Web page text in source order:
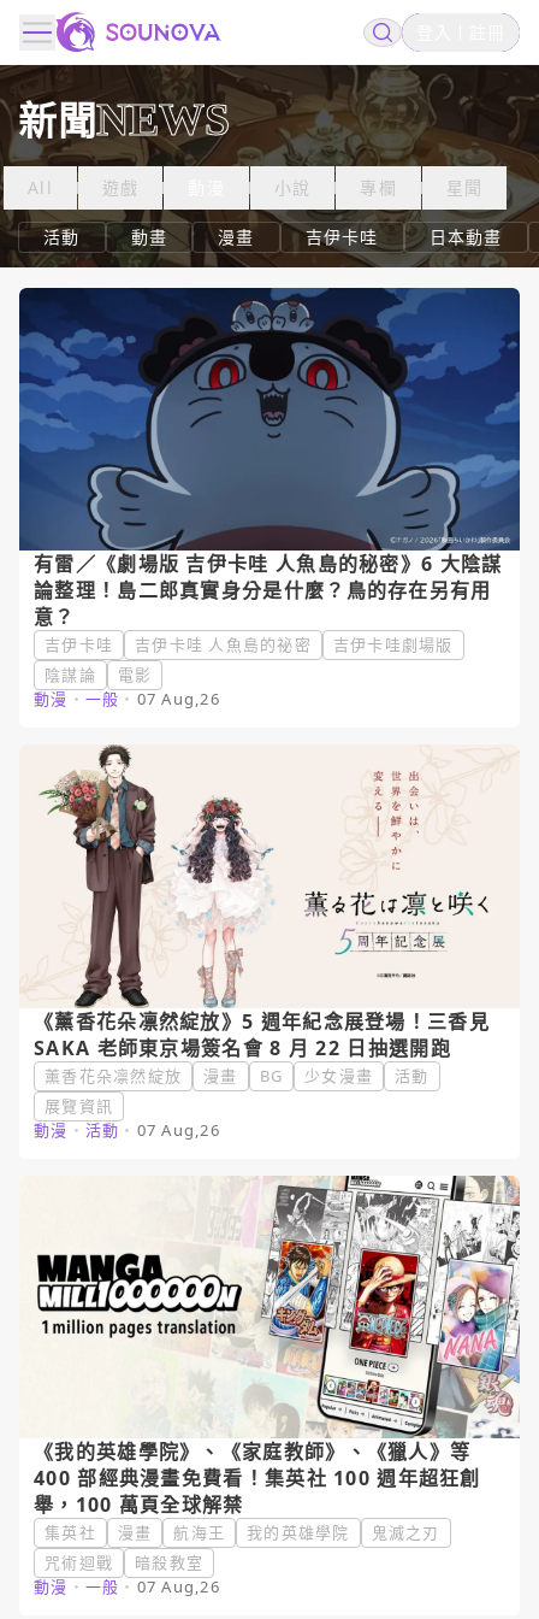
新聞NEWS
All 遊戲 小說 專欄 星聞
活動 動畫 漫畫 吉伊卡哇 日本動畫
有雷／《劇場版 吉伊卡哇 人魚島的秘密》6 大陰謀
論整理！島二郎真實身分是什麼？鳥的存在另有用
意？
吉伊卡哇 吉伊卡哇 人魚島的祕密
吉伊卡哇劇場版
陰謀論
電影
動漫 ・ 一般 ・ 07 Aug,26
《薰香花朵凛然綻放》5 週年紀念展登場！三香見
SAKA 老師東京場簽名會 8 月 22 日抽選開跑
薰香花朵凛然綻放 漫畫 BG 少女漫畫
活動
展覽資訊
動漫 ・ 活動 ・ 07 Aug,26
《我的英雄學院》、《家庭教師》、《獵人》等
400 部經典漫畫免費看！集英社 100 週年超狂創
舉，100 萬頁全球解禁
集英社 漫畫 航海王 我的英雄學院
鬼滅之刃
咒術迴戰
暗殺教室
動漫 ・ 一般 ・ 07 Aug,26